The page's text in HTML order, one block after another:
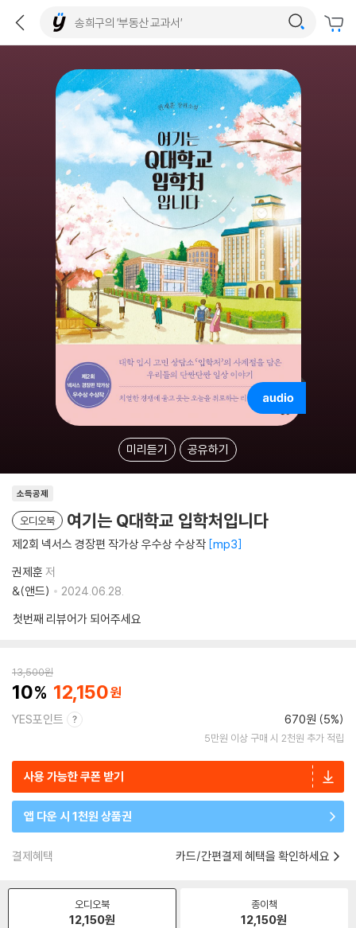
미리듣기 공유하기
소득공제
오디오북 여기는 Q대학교 입학처입니다
제2회 넥서스 경장편 작가상 우수상 수상작 mp3
권제훈 저
&(앤드)
2024.06.28.
첫번째 리뷰어가 되어주세요
13,500원
10 12,150
YES포인트 670원 (5%)
5만원 이상 구매 시 2천원 추가 적립
사용 가능한 쿠폰 받기
앱 다운 시 1천원 상품권
결제혜택 카드/간편결제 혜택을 확인하세요
오디오북
12,150원
종이책
12,150원